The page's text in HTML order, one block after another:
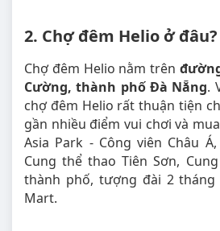
2. Chợ đêm Helio ở đâu?
Chợ đêm Helio nằm trên
Cường, thành phố Đà Nẵng.
chợ đêm Helio rất thuận tiện
gần nhiều điểm vui chơi và
Asia Park - Công viên Châu
Cung thể thao Tiên Sơn,
thành phố, tượng đài 2
Mart.